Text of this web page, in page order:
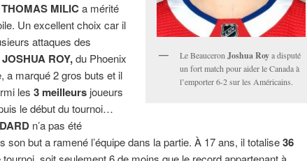
Le BeauceronJoshua Roya disputé
un fort match pour aider le Canada à
l’emporter 6-2 sur les Américains.
THOMAS MILICa mérité
Un excellent choix car il
attaques des
JOSHUA ROY,du Phoenix
a marqué 2 gros buts et il
les3 meilleurs joueurs
le début du tournoi…
n’a pas été
son but a ramené l’équipe dans la partie. À 17 ans, il totalise36